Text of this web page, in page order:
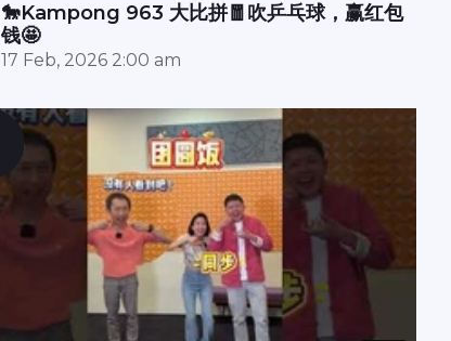
🐎Kampong 963 大比拼🧧吹乒乓球，赢红包
钱🤩
17 Feb, 2026 2:00 am